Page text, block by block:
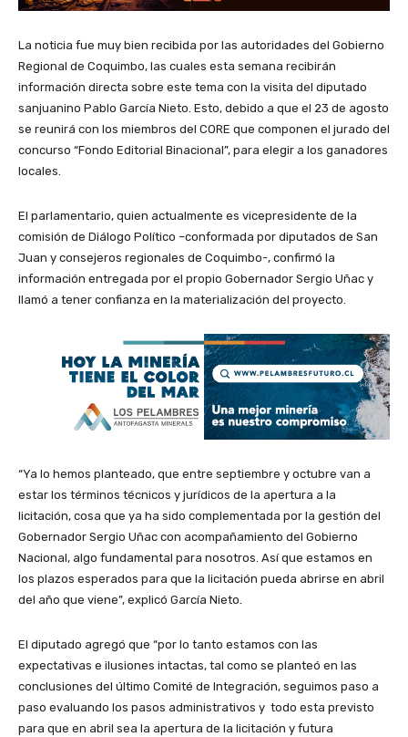
La noticia fue muy bien recibida por las autoridades del Gobierno
Regional de Coquimbo, las cuales esta semana recibirán
información directa sobre este tema con la visita del diputado
sanjuanino Pablo García Nieto. Esto, debido a que el 23 de agosto
se reunirá con los miembros del CORE que componen el jurado del
concurso “Fondo Editorial Binacional”, para elegir a los ganadores
locales.
El parlamentario, quien actualmente es vicepresidente de la
comisión de Diálogo Político –conformada por diputados de San
Juan y consejeros regionales de Coquimbo-, confirmó la
información entregada por el propio Gobernador Sergio Uñac y
llamó a tener confianza en la materialización del proyecto.
“Ya lo hemos planteado, que entre septiembre y octubre van a
estar los términos técnicos y jurídicos de la apertura a la
licitación, cosa que ya ha sido complementada por la gestión del
Gobernador Sergio Uñac con acompañamiento del Gobierno
Nacional, algo fundamental para nosotros. Así que estamos en
los plazos esperados para que la licitación pueda abrirse en abril
del año que viene”, explicó García Nieto.
El diputado agregó que “por lo tanto estamos con las
expectativas e ilusiones intactas, tal como se planteó en las
conclusiones del último Comité de Integración, seguimos paso a
paso evaluando los pasos administrativos y todo esta previsto
para que en abril sea la apertura de la licitación y futura